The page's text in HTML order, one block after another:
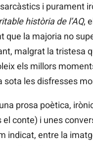
i purament
història de l’AQ,
la majoria no
malgrat la tristesa
els millors
les disfresses
prosa poètica,
conte) i unes
entre la